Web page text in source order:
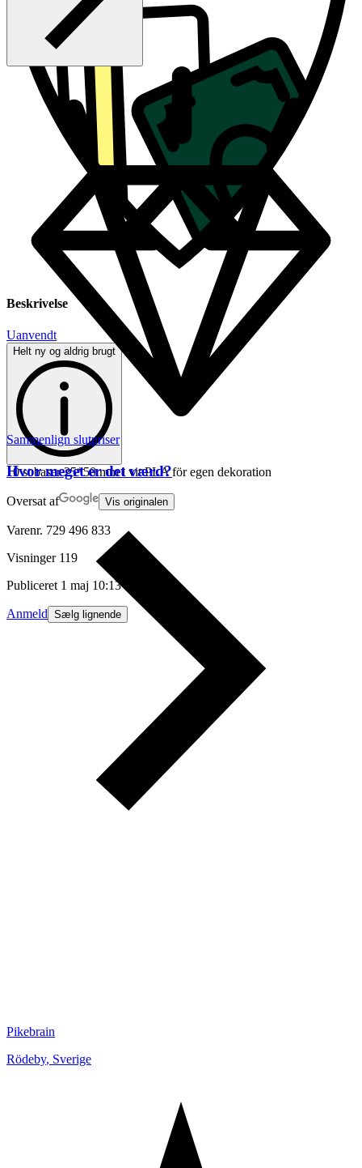
Beskrivelse
Uanvendt
Helt ny og aldrig brugt
10 st baser 25*50 mm i vit PLA för egen dekoration
Oversat af Vis originalen
Varenr. 729 496 833
Visninger 119
Publiceret 1 maj 10:13
Anmeld Sælg lignende
Pikebrain
Rödeby, Sverige
Sammenlign slutpriser
Hvor meget er det værd?